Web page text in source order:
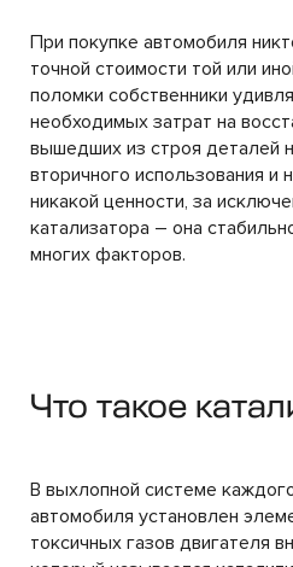
При покупке автомобиля
точной стоимости той или
поломки собственники
необходимых затрат на
вышедших из строя деталей
вторичного использования и
никакой ценности, за
катализатора – она
многих факторов.
Что такое
В выхлопной системе
автомобиля установлен
токсичных газов двигателя